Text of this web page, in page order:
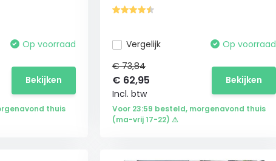
Op voorraad
Bekijken
thuis
Vergelijk
Op voorraad
€ 73,84
€ 62,95
Incl. btw
Bekijken
Voor 23:59 besteld, morgenavond thuis
(ma-vrij 17-22) ⚠